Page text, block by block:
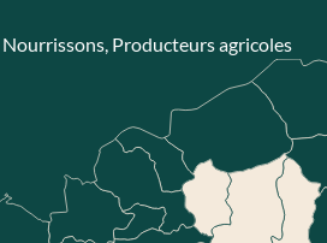
Nourrissons, Producteurs agricoles